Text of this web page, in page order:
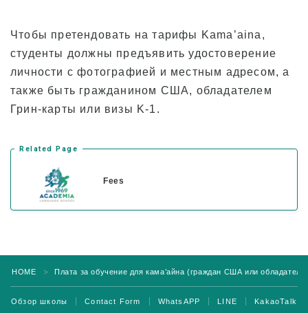
Чтобы претендовать на тарифы Kama’aina,
студенты должны предъявить удостоверение
личности с фотографией и местным адресом, а
также быть гражданином США, обладателем
Грин-карты или визы K-1.
Related Page
Fees
HOME ＞ Плата за обучение для кама’айна (граждан США или
Обзор школы Contact Form WhatsAPP LINE KakaoTalk